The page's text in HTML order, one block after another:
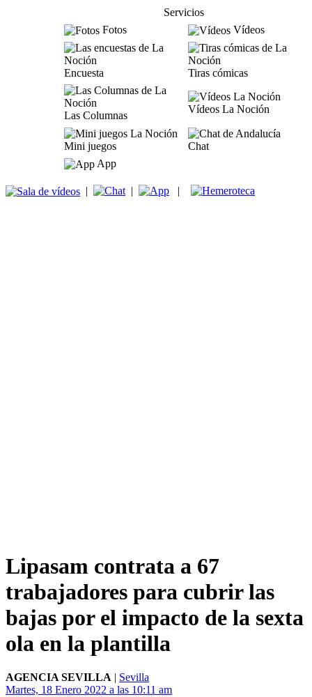
Servicios
Fotos
Vídeos
Encuesta Tiras cómicas
Las Columnas
Vídeos La Noción
Mini juegos
Chat
App
| | |
Lipasam contrata a 67
trabajadores para cubrir las
bajas por el impacto de la sexta
ola en la plantilla
AGENCIA SEVILLA | Sevilla
Martes, 18 Enero 2022 a las 10:11 am